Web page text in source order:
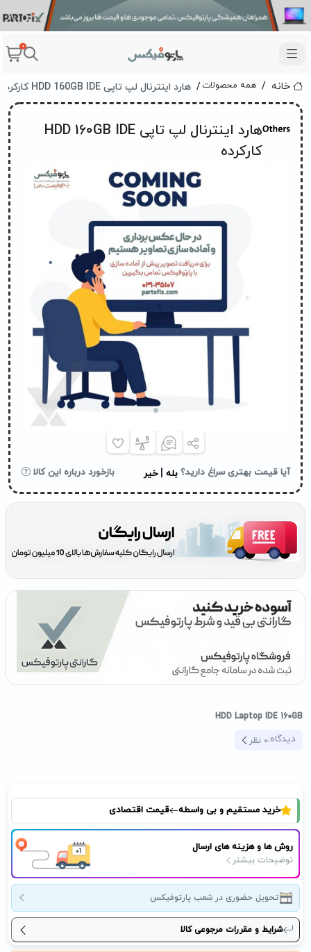
0
خانه همه محصولات هارد اینترنال لپ تاپی HDD 160GB IDE کارکرده
HDD Laptop IDE 160GB
دیدگاه:0 نظر
هارد اینترنال لپ تاپی HDD 160GB IDE
کارکرده
آیا قیمت بهتری سراغ دارید؟ بله خیر بازخورد درباره این کالا
خرید مستقیم و بی واسطه قیمت اقتصادی
روش ها و هزینه های ارسال
توضیحات بیشتر
تحویل حضوری در شعب پارتوفیکس
شرایط و مقررات مرجوعی کالا